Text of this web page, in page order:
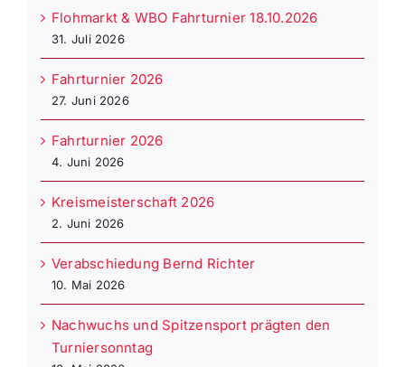
Flohmarkt & WBO Fahrturnier 18.10.2026
31. Juli 2026
Fahrturnier 2026
27. Juni 2026
Fahrturnier 2026
4. Juni 2026
Kreismeisterschaft 2026
2. Juni 2026
Verabschiedung Bernd Richter
10. Mai 2026
Nachwuchs und Spitzensport prägten den
Turniersonntag